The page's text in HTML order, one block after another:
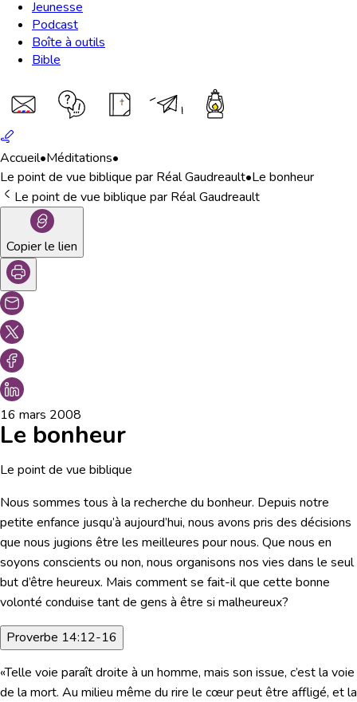
Jeunesse
Podcast
Boîte à outils
Bible
Accueil•Méditations•
Le point de vue biblique par Réal Gaudreault•Le bonheur
Le point de vue biblique par Réal Gaudreault
Copier le lien
16 mars 2008
Le bonheur
Le point de vue biblique
Nous sommes tous à la recherche du bonheur. Depuis notre
petite enfance jusqu’à aujourd’hui, nous avons pris des décisions
que nous jugions être les meilleures pour nous. Que nous en
soyons conscients ou non, nous organisons nos vies dans le seul
but d’être heureux. Mais comment se fait-il que cette bonne
volonté conduise tant de gens à être si malheureux?
Proverbe 14:12-16
«Telle voie paraît droite à un homme, mais son issue, c’est la voie
de la mort. Au milieu même du rire le cœur peut être affligé, et la